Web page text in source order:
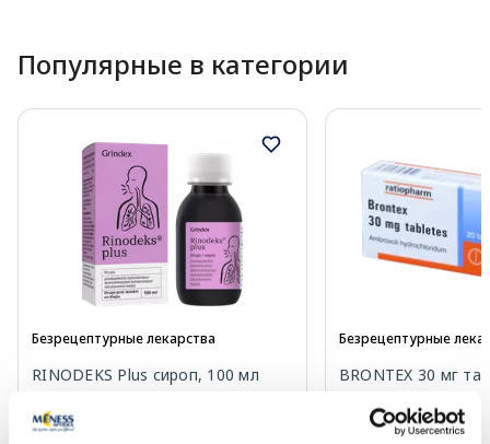
Популярные в категории
Безрецептурные лекарства
RINODEKS Plus сироп, 100 мл
Безрецептурные
BRONTEX 30 мг